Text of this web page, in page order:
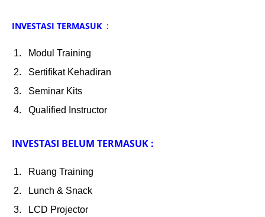
INVESTASI TERMASUK :
Modul Training
Sertifikat Kehadiran
Seminar Kits
Qualified Instructor
INVESTASI BELUM TERMASUK :
Ruang Training
Lunch & Snack
LCD Projector